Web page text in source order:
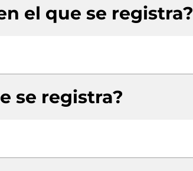
el que se registra?
se registra?